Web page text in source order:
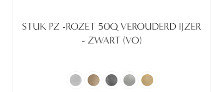
STUK PZ -ROZET 50Q VEROUDERD IJZER
- ZWART (VO)